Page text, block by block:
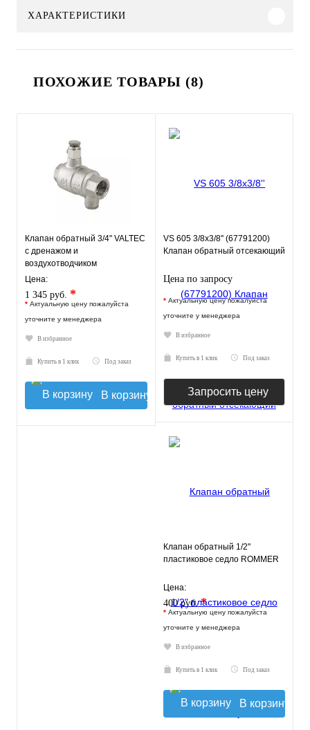
ХАРАКТЕРИСТИКИ
ПОХОЖИЕ ТОВАРЫ (8)
Клапан обратный 3/4" VALTEC
c дренажом и
воздухотводчиком
Цена:
1 345 руб. *
* Актуальную цену пожалуйста
уточните у менеджера
В избранное
Купить в 1 клик Под заказ
В корзину
VS 605 3/8x3/8'' (67791200)
Клапан обратный отсекающий
Цена по запросу
* Актуальную цену пожалуйста
уточните у менеджера
В избранное
Купить в 1 клик Под заказ
Запросить цену
Клапан обратный 1/2"
пластиковое седло ROMMER
Цена:
400 руб.*
* Актуальную цену пожалуйста
уточните у менеджера
В избранное
Купить в 1 клик Под заказ
В корзину